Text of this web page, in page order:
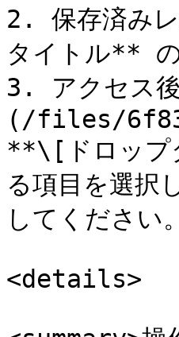
2. 保存済み
タイトル**
3. アクセス
(/files/
**\[ドロップ
る項目を選択
してくださ
<details>